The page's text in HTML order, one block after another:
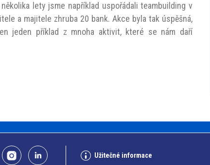
lety jsme například uspořádali teambuilding v
a majitele zhruba 20 bank. Akce byla tak úspěšná,
jeden příklad z mnoha aktivit, které se nám daří
Užitečné informace